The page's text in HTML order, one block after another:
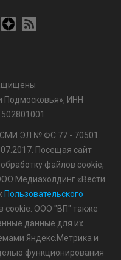
Подмосковья», ИНН
СМИ ЭЛ № ФС 77 - 70501.
Посещая сайт
файлов cookie,
Медиахолдинг «Вести
Пользовательского
cookie. ООО "ВП" также
данные для их
Яндекс.Метрика и
функционирования